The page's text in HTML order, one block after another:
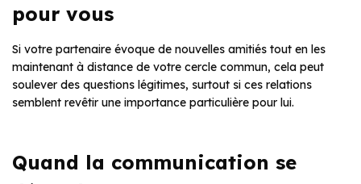
pour vous
Si votre partenaire évoque de nouvelles amitiés tout en les
maintenant à distance de votre cercle commun, cela peut
soulever des questions légitimes, surtout si ces relations
semblent revêtir une importance particulière pour lui.
Quand la communication se